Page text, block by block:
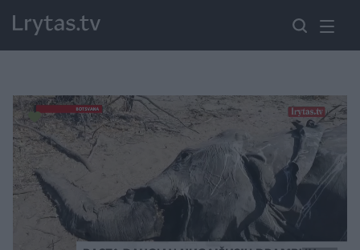
Paremkite Ukrainą